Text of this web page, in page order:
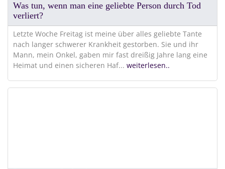
Was tun, wenn man eine geliebte Person durch Tod
verliert?
Letzte Woche Freitag ist meine über alles geliebte Tante
nach langer schwerer Krankheit gestorben. Sie und ihr
Mann, mein Onkel, gaben mir fast dreißig Jahre lang eine
Heimat und einen sicheren Haf... weiterlesen..